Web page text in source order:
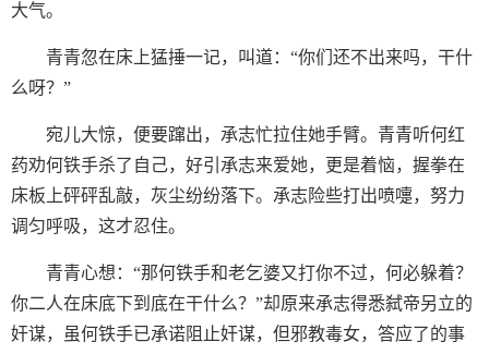
大气。
青青忽在床上猛捶一记，叫道：“你们还不出来吗，干什
么呀？”
宛儿大惊，便要蹿出，承志忙拉住她手臂。青青听何红
药劝何铁手杀了自己，好引承志来爱她，更是着恼，握拳在
床板上砰砰乱敲，灰尘纷纷落下。承志险些打出喷嚏，努力
调匀呼吸，这才忍住。
青青心想：“那何铁手和老乞婆又打你不过，何必躲着？
你二人在床底下到底在干什么？”却原来承志得悉弑帝另立的
奸谋，虽何铁手已承诺阻止奸谋，但邪教毒女，答应了的事